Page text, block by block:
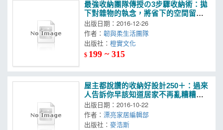
最強收納團隊傳授の3步驟收納術：拋
下對雜物的執念，將省下的空間留給
幸福！完整實景收納，掌握分類x抉擇
x定位3步驟，打造乾淨居家
出版日期：2016-12-26
作者：韌與柔生活團隊
出版社：
$ 199 ~ 315
屋主都說讚的收納好設計250＋：過來
人告訴你早該知道居家不再亂糟糟的
收納關鍵
出版日期：2016-10-22
作者：漂亮家居編輯部
出版社：